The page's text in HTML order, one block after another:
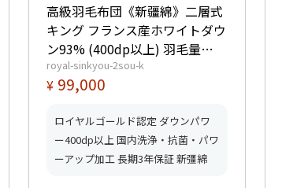
高級羽毛布団《新疆綿》二層式
キング フランス産ホワイトダウ
ン93% (400dp以上) 羽毛量
2.2kg 【5つ星ロイヤルゴールド
取得】【グッドふとんマーク取
royal-sinkyou-2sou-k
¥ 99,000
ロイヤルゴールド認定 ダウンパワ
ー400dp以上 国内洗浄・抗菌・パワ
ーアップ加工 長期3年保証 新彊綿